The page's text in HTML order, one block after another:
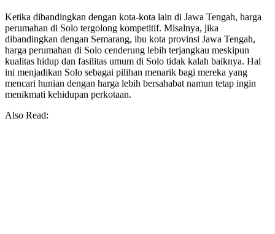
Ketika dibandingkan dengan kota-kota lain di Jawa Tengah, harga
perumahan di Solo tergolong kompetitif. Misalnya, jika
dibandingkan dengan Semarang, ibu kota provinsi Jawa Tengah,
harga perumahan di Solo cenderung lebih terjangkau meskipun
kualitas hidup dan fasilitas umum di Solo tidak kalah baiknya. Hal
ini menjadikan Solo sebagai pilihan menarik bagi mereka yang
mencari hunian dengan harga lebih bersahabat namun tetap ingin
menikmati kehidupan perkotaan.
Also Read: